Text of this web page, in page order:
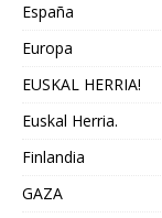
España
Europa
EUSKAL HERRIA!
Euskal Herria.
Finlandia
GAZA